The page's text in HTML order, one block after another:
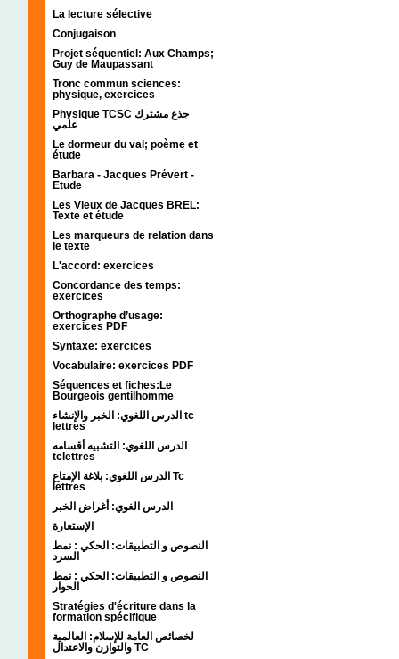
La lecture sélective
Conjugaison
Projet séquentiel: Aux Champs;
Guy de Maupassant
Tronc commun sciences:
physique, exercices
Physique TCSC جذع مشترك
علمي
Le dormeur du val; poème et
étude
Barbara - Jacques Prévert -
Etude
Les Vieux de Jacques BREL:
Texte et étude
Les marqueurs de relation dans
le texte
L'accord: exercices
Concordance des temps:
exercices
Orthographe d’usage:
exercices PDF
Syntaxe: exercices
Vocabulaire: exercices PDF
Séquences et fiches:Le
Bourgeois gentilhomme
الدرس اللغوي: الخبر والإنشاء tc
lettres
الدرس اللغوي: التشبيه أقسامه
tclettres
الدرس اللغوي: بلاغة الإمتاع Tc
lettres
الدرس الغوي: أغراض الخبر
الإستعارة
النصوص و التطبيقات: الحكي : نمط
السرد
النصوص و التطبيقات: الحكي : نمط
الحوار
Stratégies d'écriture dans la
formation spécifique
لخصائص العامة للإسلام: العالمية
والتوازن والاعتدال TC